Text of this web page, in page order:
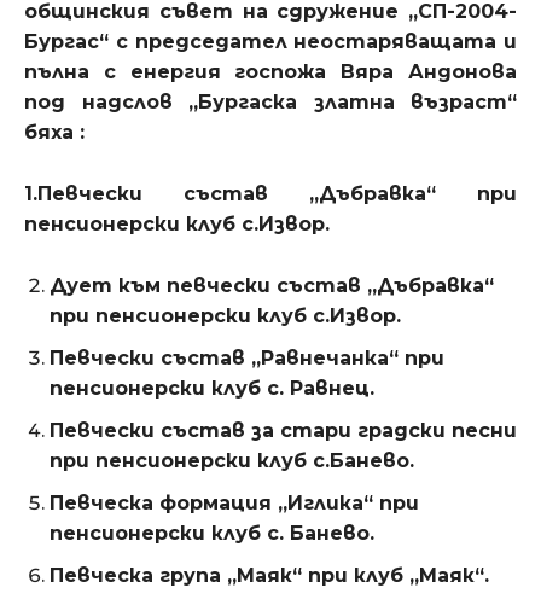
общинския съвет на сдружение „СП-2004-
Бургас“ с председател неостаряващата и
пълна с енергия госпожа Вяра Андонова
под надслов „Бургаска златна възраст“
бяха :
1.Певчески състав „Дъбравка“ при
пенсионерски клуб с.Извор.
Дует към певчески състав „Дъбравка“
при пенсионерски клуб с.Извор.
Певчески състав „Равнечанка“ при
пенсионерски клуб с. Равнец.
Певчески състав за стари градски песни
при пенсионерски клуб с.Банево.
Певческа формация „Иглика“ при
пенсионерски клуб с. Банево.
Певческа група „Маяк“ при клуб „Маяк“.